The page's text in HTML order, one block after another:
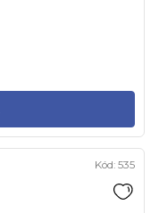
Kód: 535